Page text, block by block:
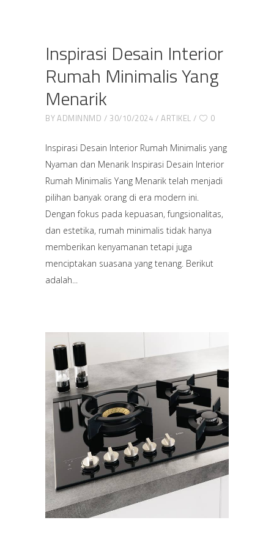
Inspirasi Desain Interior
Rumah Minimalis Yang
Menarik
BYADMINNMD 30/10/2024 ARTIKEL 0
Inspirasi Desain Interior Rumah Minimalis yang
Nyaman dan Menarik Inspirasi Desain Interior
Rumah Minimalis Yang Menarik telah menjadi
pilihan banyak orang di era modern ini.
Dengan fokus pada kepuasan, fungsionalitas,
dan estetika, rumah minimalis tidak hanya
memberikan kenyamanan tetapi juga
menciptakan suasana yang tenang. Berikut
adalah